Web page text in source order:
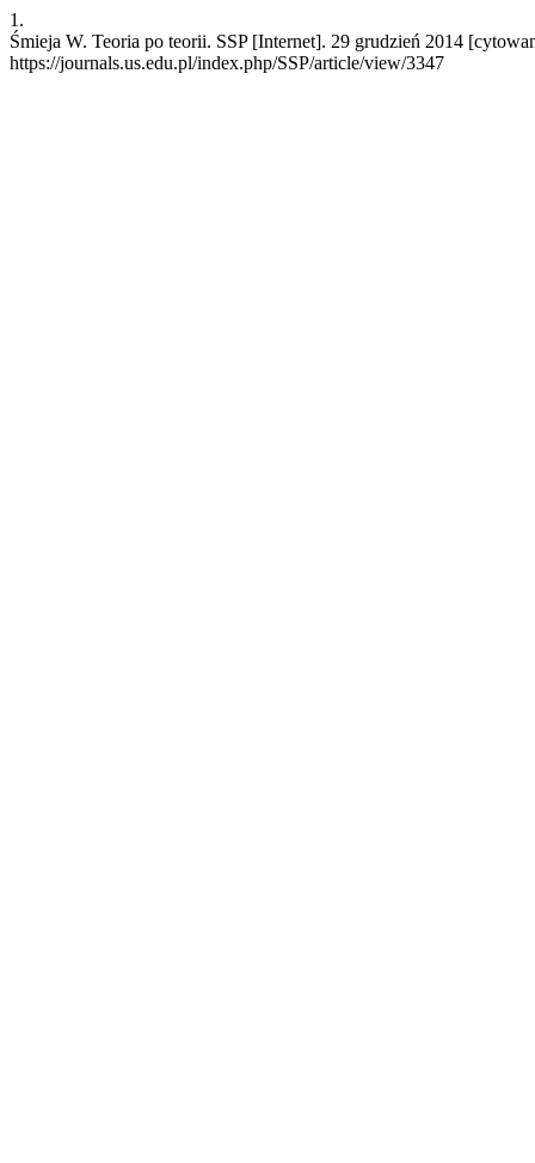
1.
Śmieja W. Teoria po teorii. SSP [Internet]. 29 grudzień 2014
https://journals.us.edu.pl/index.php/SSP/article/view/3347